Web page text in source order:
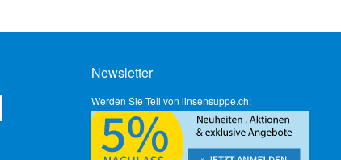
Newsletter
Werden Sie Teil von linsensuppe.ch: